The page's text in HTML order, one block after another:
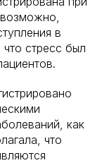
в
стресс был
как
что